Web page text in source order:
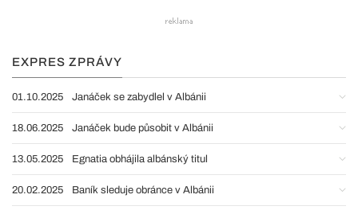
EXPRES ZPRÁVY
01.10.2025 Janáček se zabydlel v Albánii
18.06.2025 Janáček bude působit v Albánii
13.05.2025 Egnatia obhájila albánský titul
20.02.2025 Baník sleduje obránce v Albánii